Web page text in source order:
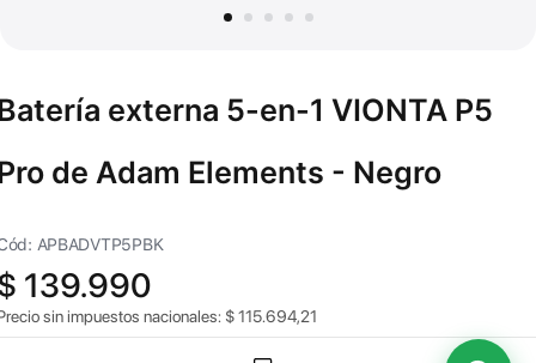
externa 5-en-1 VIONTA P5
de Adam Elements - Negro
APBADVTP5PBK
139.990
sin impuestos nacionales: $115.694,21